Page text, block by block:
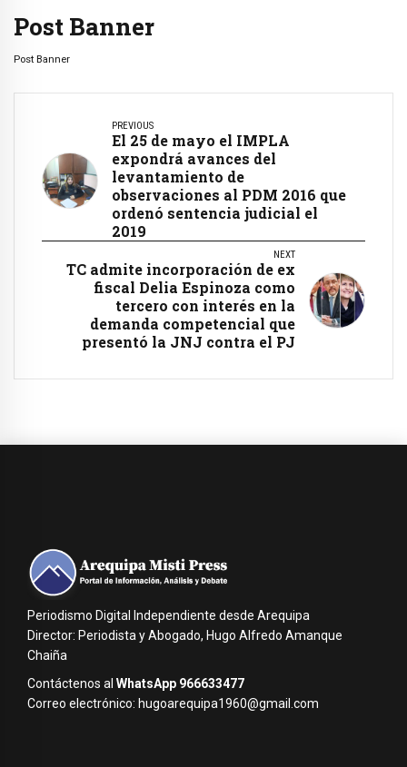
Post Banner
Post Banner
PREVIOUS
El 25 de mayo el IMPLA
expondrá avances del
levantamiento de
observaciones al PDM 2016 que
ordenó sentencia judicial el
2019
NEXT
TC admite incorporación de ex
fiscal Delia Espinoza como
tercero con interés en la
demanda competencial que
presentó la JNJ contra el PJ
Periodismo Digital Independiente desde Arequipa
Director: Periodista y Abogado, Hugo Alfredo Amanque
Chaiña
Contáctenos al WhatsApp 966633477
Correo electrónico: hugoarequipa1960@gmail.com